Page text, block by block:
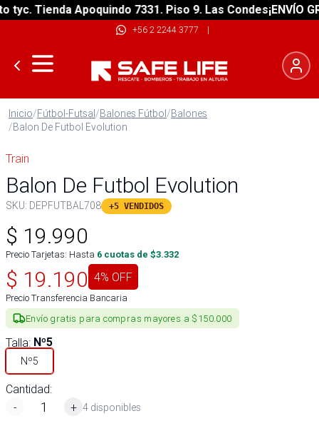
Tienda Apoquindo 7331. Piso 9. Las Condes¡ENVÍO
+56 2 2244 3777 |
Inicio/Fútbol-Futsal/Balones Fútbol/Balones
/Balon De Futbol Evolution
Train
Balon De Futbol Evolution
SKU: DEPFUTBAL708 +5 VENDIDOS
$ 19.990
Precio Tarjetas: Hasta 6 cuotas de $3.332
$ 19.190 4% OFF
Precio Transferencia Bancaria
Envío gratis para compras mayores a $150.000
Talla: Nº5
Nº5
Cantidad:
-
+ 4 disponibles